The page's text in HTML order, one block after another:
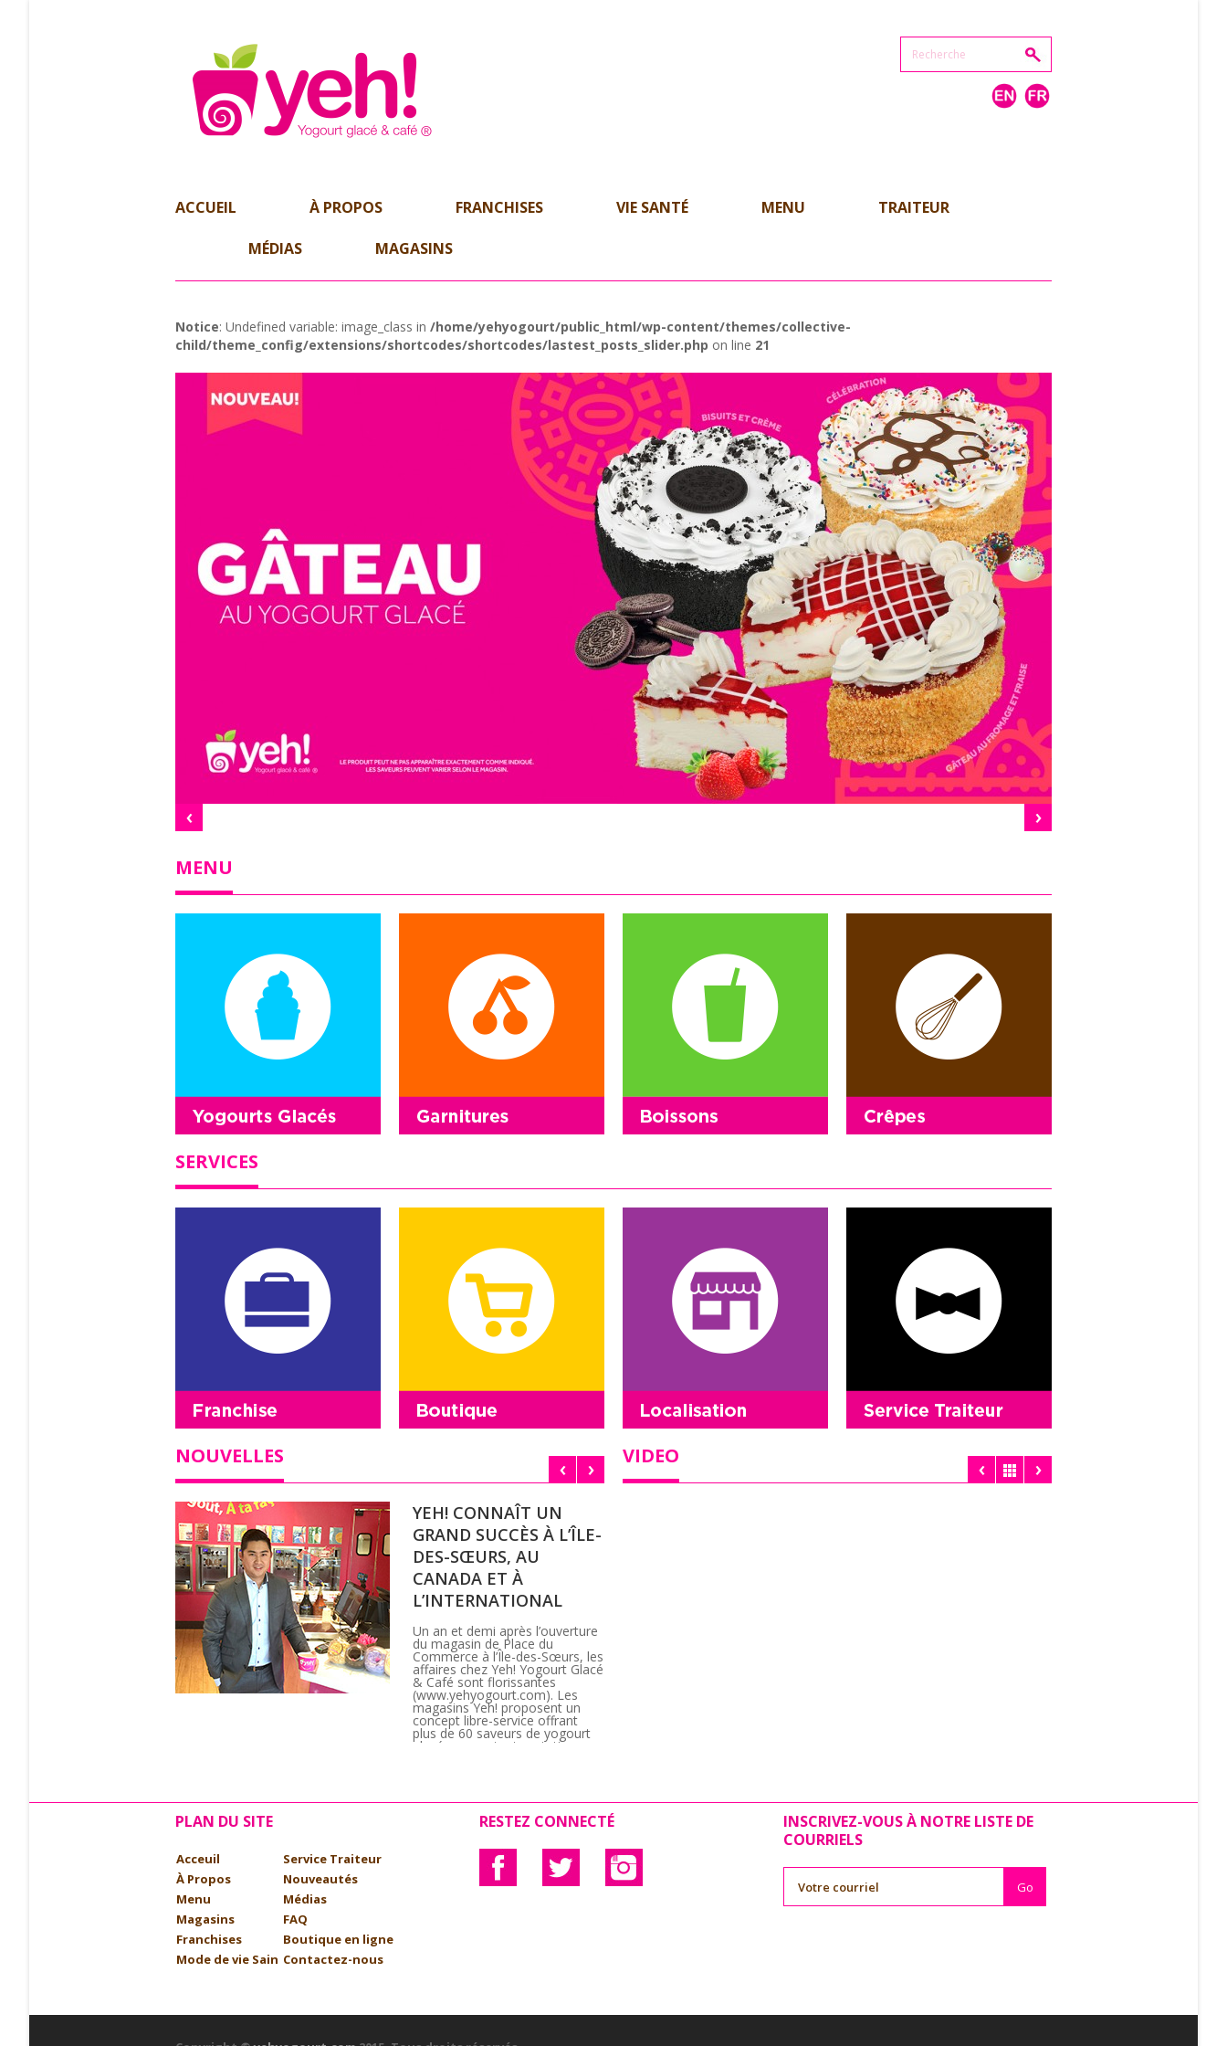
ACCUEIL À PROPOS FRANCHISES VIE SANTÉ MENU TRAITEUR
MÉDIAS MAGASINS
Notice: Undefined variable: image_class in /home/yehyogourt/public_html/wp-content/themes/collective-
child/theme_config/extensions/shortcodes/shortcodes/lastest_posts_slider.php on line 21
MENU
SERVICES
NOUVELLES
YEH! CONNAÎT UN
GRAND SUCCÈS À L’ÎLE-
DES-SŒURS, AU
CANADA ET À
L’INTERNATIONAL
Un an et demi après l’ouverture
du magasin de Place du
Commerce à l’Île-des-Sœurs, les
affaires chez Yeh! Yogourt Glacé
& Café sont florissantes
(www.yehyogourt.com). Les
magasins Yeh! proposent un
concept libre-service offrant
plus de 60 saveurs de yogourt
glacé en constante rotation.
d’expansion à
l’international, ainsi
MONTRÉAL, Le 21 SEPTEMBRE
2015- Yeh! Yogourt Glacé &
Rose
VIDEO
PLAN DU SITE
Acceuil
Service Traiteur
À Propos
Nouveautés
Menu
Médias
Magasins
FAQ
Franchises
Boutique en ligne
Mode de vie Sain Contactez-nous
RESTEZ CONNECTÉ
INSCRIVEZ-VOUS À NOTRE LISTE DE
COURRIELS